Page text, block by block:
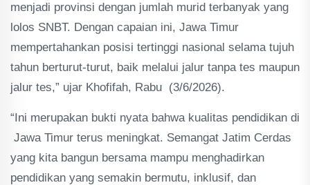
menjadi provinsi dengan jumlah murid terbanyak yang
lolos SNBT. Dengan capaian ini, Jawa Timur
mempertahankan posisi tertinggi nasional selama tujuh
tahun berturut-turut, baik melalui jalur tanpa tes maupun
jalur tes,” ujar Khofifah, Rabu (3/6/2026).
“Ini merupakan bukti nyata bahwa kualitas pendidikan di
Jawa Timur terus meningkat. Semangat Jatim Cerdas
yang kita bangun bersama mampu menghadirkan
pendidikan yang semakin bermutu, inklusif, dan